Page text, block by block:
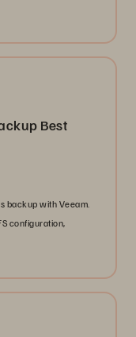
Best
backup with Veeam.
configuration,